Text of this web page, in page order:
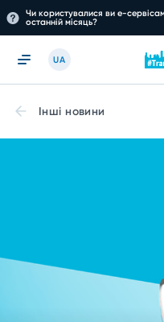
Чи користувалися ви е-
останній місяць?
UA
Інші новини